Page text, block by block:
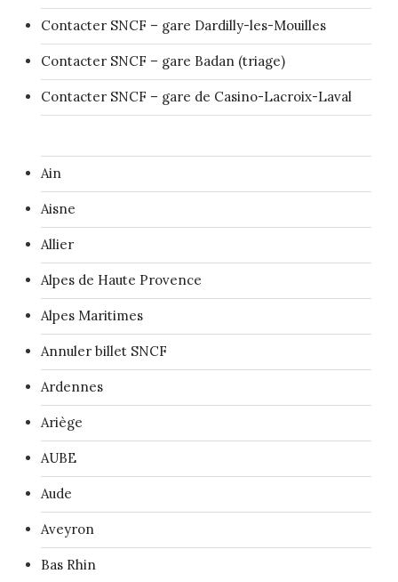
Contacter SNCF – gare Dardilly-les-Mouilles
Contacter SNCF – gare Badan (triage)
Contacter SNCF – gare de Casino-Lacroix-Laval
Ain
Aisne
Allier
Alpes de Haute Provence
Alpes Maritimes
Annuler billet SNCF
Ardennes
Ariège
AUBE
Aude
Aveyron
Bas Rhin